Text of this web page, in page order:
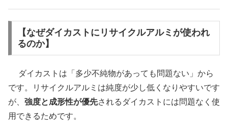
【なぜダイカストにリサイクルアルミが使われ
るのか】
ダイカストは「多少不純物があっても問題ない」から
です。リサイクルアルミは純度が少し低くなりやすいです
が、 強度と成形性が優先されるダイカストには問題なく使
用できるためです。